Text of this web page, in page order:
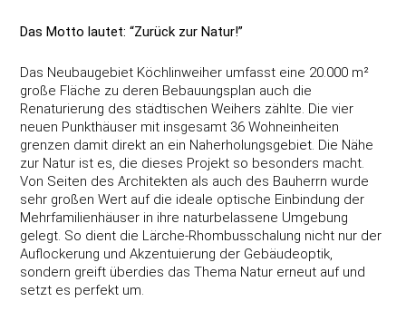
Das Motto lautet: “Zurück zur Natur!”
Das Neubaugebiet Köchlinweiher umfasst eine 20.000 m²
große Fläche zu deren Bebauungsplan auch die
Renaturierung des städtischen Weihers zählte. Die vier
neuen Punkthäuser mit insgesamt 36 Wohneinheiten
grenzen damit direkt an ein Naherholungsgebiet. Die Nähe
zur Natur ist es, die dieses Projekt so besonders macht.
Von Seiten des Architekten als auch des Bauherrn wurde
sehr großen Wert auf die ideale optische Einbindung der
Mehrfamilienhäuser in ihre naturbelassene Umgebung
gelegt. So dient die Lärche-Rhombusschalung nicht nur der
Auflockerung und Akzentuierung der Gebäudeoptik,
sondern greift überdies das Thema Natur erneut auf und
setzt es perfekt um.